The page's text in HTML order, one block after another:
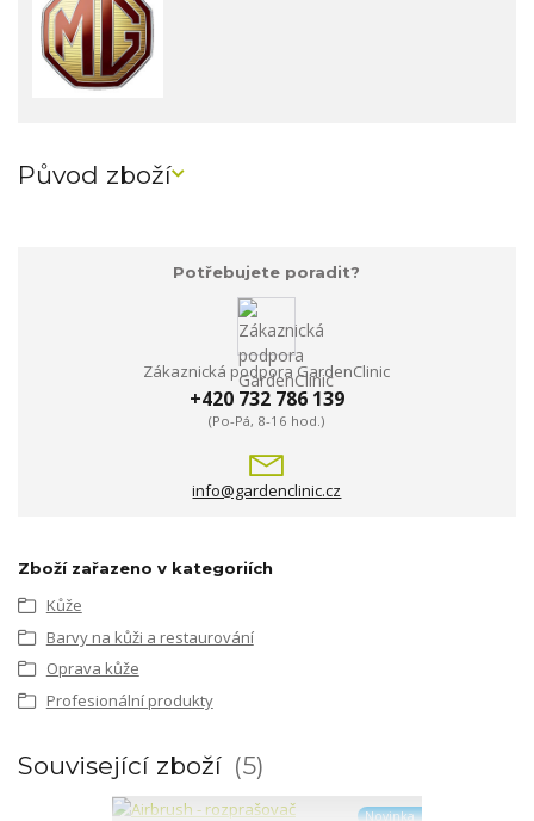
Původ zboží
Potřebujete poradit?
Zákaznická podpora GardenClinic
+420 732 786 139
(Po-Pá, 8-16 hod.)
info@gardenclinic.cz
Zboží zařazeno v kategoriích
Kůže
Barvy na kůži a restaurování
Oprava kůže
Profesionální produkty
Související zboží 5
Novinka